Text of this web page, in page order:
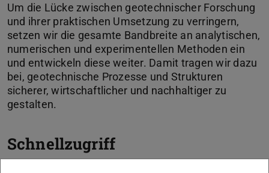
Um die Lücke zwischen geotechnischer Forschung
und ihrer praktischen Umsetzung zu verringern,
setzen wir die gesamte Bandbreite an analytischen,
numerischen und experimentellen Methoden ein
und entwickeln diese weiter. Damit tragen wir dazu
bei, geotechnische Prozesse und Strukturen
sicherer, wirtschaftlicher und nachhaltiger zu
Schnellzugriff